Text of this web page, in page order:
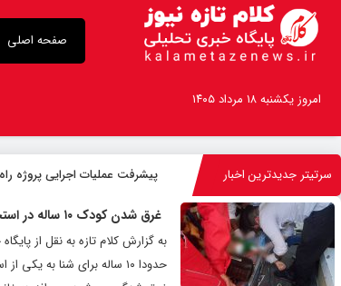
صفحه اصلی
امروز یکشنبه ۱۸ مرداد ۱۴۰۵
سرتیتر جدیدترین اخبار پیشرفت عملیات اجرایی پروژه
غرق شدن کودک ۱۰ ساله در استخر کشاورزی یکی از روستاهای چناران
به گزارش کلام تازه به نقل از
حدودا ۱۰ ساله برای شنا